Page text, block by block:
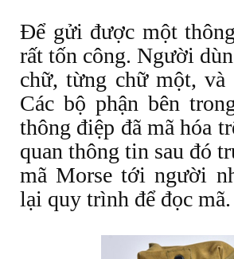
Để gửi được một
rất tốn công. Người
chữ, từng chữ một, và
Các bộ phận bên
thông điệp đã mã hóa
quan thông tin sau đó
mã Morse tới người
lại quy trình để đọc mã.